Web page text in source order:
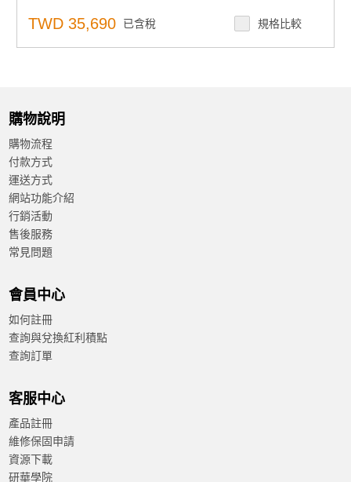
RS-232 模組）
智慧管理：支援 iManager、軟體 API、WISE-
DeviceOn、EdgeAI 套件
TWD 35,690 已含稅 規格比較
購物說明
購物流程
付款方式
運送方式
網站功能介紹
行銷活動
售後服務
常見問題
會員中心
如何註冊
查詢與兌換紅利積點
查詢訂單
客服中心
產品註冊
維修保固申請
資源下載
研華學院